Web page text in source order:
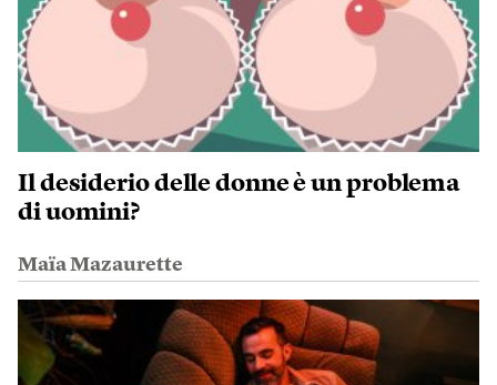
Il desiderio delle donne è un problema
di uomini?
Maïa Mazaurette